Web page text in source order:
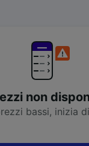
non
bassi, inizia